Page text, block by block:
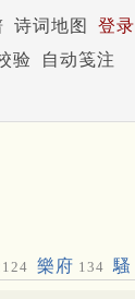
诗词地图
登录
验
自动笺注
樂府 134 騷